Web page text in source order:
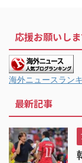
応援お願いしま
海外ニュースラン
最新記事